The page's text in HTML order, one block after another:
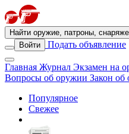
Найти оружие, патроны,
Войти
Подать объявление
Главная Журнал Экзамен на
Вопросы об оружии Закон об
Популярное
Свежее